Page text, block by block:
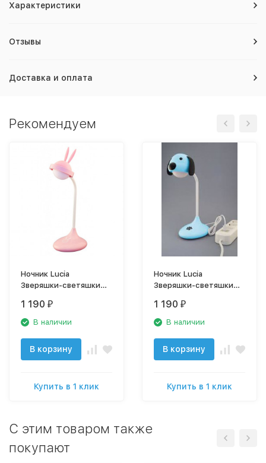
Характеристики
Отзывы
Доставка и оплата
Рекомендуем
Ночник Lucia
Зверяшки-светяшки
розовый
1 190 ₽
В наличии
В корзину
Купить в 1 клик
Ночник Lucia
Зверяшки-светяшки
1 190 ₽
В наличии
В корзину
Купить в 1 клик
C этим товаром также
покупают